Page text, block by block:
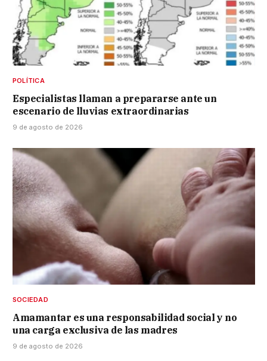
POLÍTICA
Especialistas llaman a prepararse ante un
escenario de lluvias extraordinarias
9 de agosto de 2026
SOCIEDAD
Amamantar es una responsabilidad social y no
una carga exclusiva de las madres
9 de agosto de 2026